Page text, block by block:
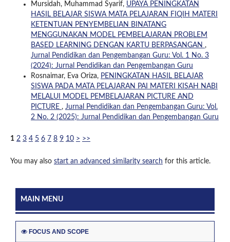
Mursidah, Muhammad Syarif, UPAYA PENINGKATAN
HASIL BELAJAR SISWA MATA PELAJARAN FIQIH MATERI
KETENTUAN PENYEMBELIAN BINATANG
MENGGUNAKAN MODEL PEMBELAJARAN PROBLEM
BASED LEARNING DENGAN KARTU BERPASANGAN ,
Jurnal Pendidikan dan Pengembangan Guru: Vol. 1 No. 3
(2024): Jurnal Pendidikan dan Pengembangan Guru
Rosnaimar, Eva Oriza, PENINGKATAN HASIL BELAJAR
SISWA PADA MATA PELAJARAN PAI MATERI KISAH NABI
MELALUI MODEL PEMBELAJARAN PICTURE AND
PICTURE , Jurnal Pendidikan dan Pengembangan Guru: Vol.
2 No. 2 (2025): Jurnal Pendidikan dan Pengembangan Guru
1 2 3 4 5 6 7 8 9 10 > >>
You may also start an advanced similarity search for this article.
MAIN MENU
FOCUS AND SCOPE